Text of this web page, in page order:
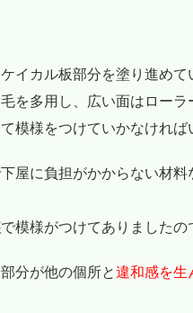
イカル板部分を塗り進めて
を多用し、広い面はローラ
模様をつけていかなければ
屋に負担がかからない材
で模様がつけてありましたの
分が他の個所と違和感を生